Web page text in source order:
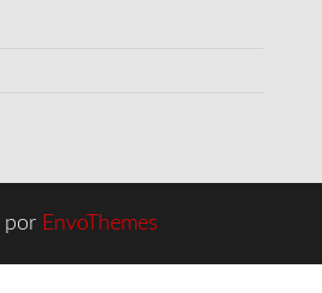
por EnvoThemes